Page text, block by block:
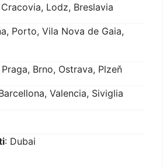
Lodz, Breslavia
Porto, Vila Nova de Gaia,
Praga, Brno, Ostrava, Plzeň
Valencia, Siviglia
: Dubai